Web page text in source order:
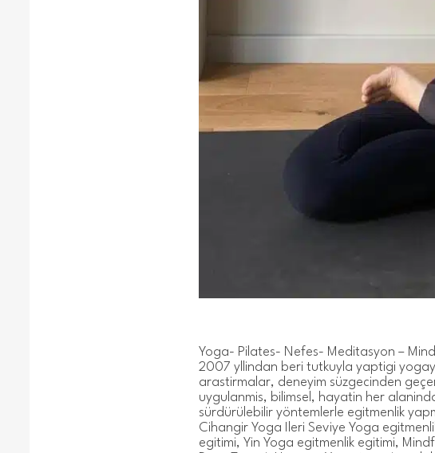
Yoga- Pilates- Nefes- Meditasyon –
2007 yllindan beri tutkuyla yaptigi
arastirmalar, deneyim süzgecinden
uygulanmis, bilimsel, hayatin her
sürdürülebilir yöntemlerle egitmenlik
Cihangir Yoga Ileri Seviye Yoga
egitimi, Yin Yoga egitmenlik egitimi,